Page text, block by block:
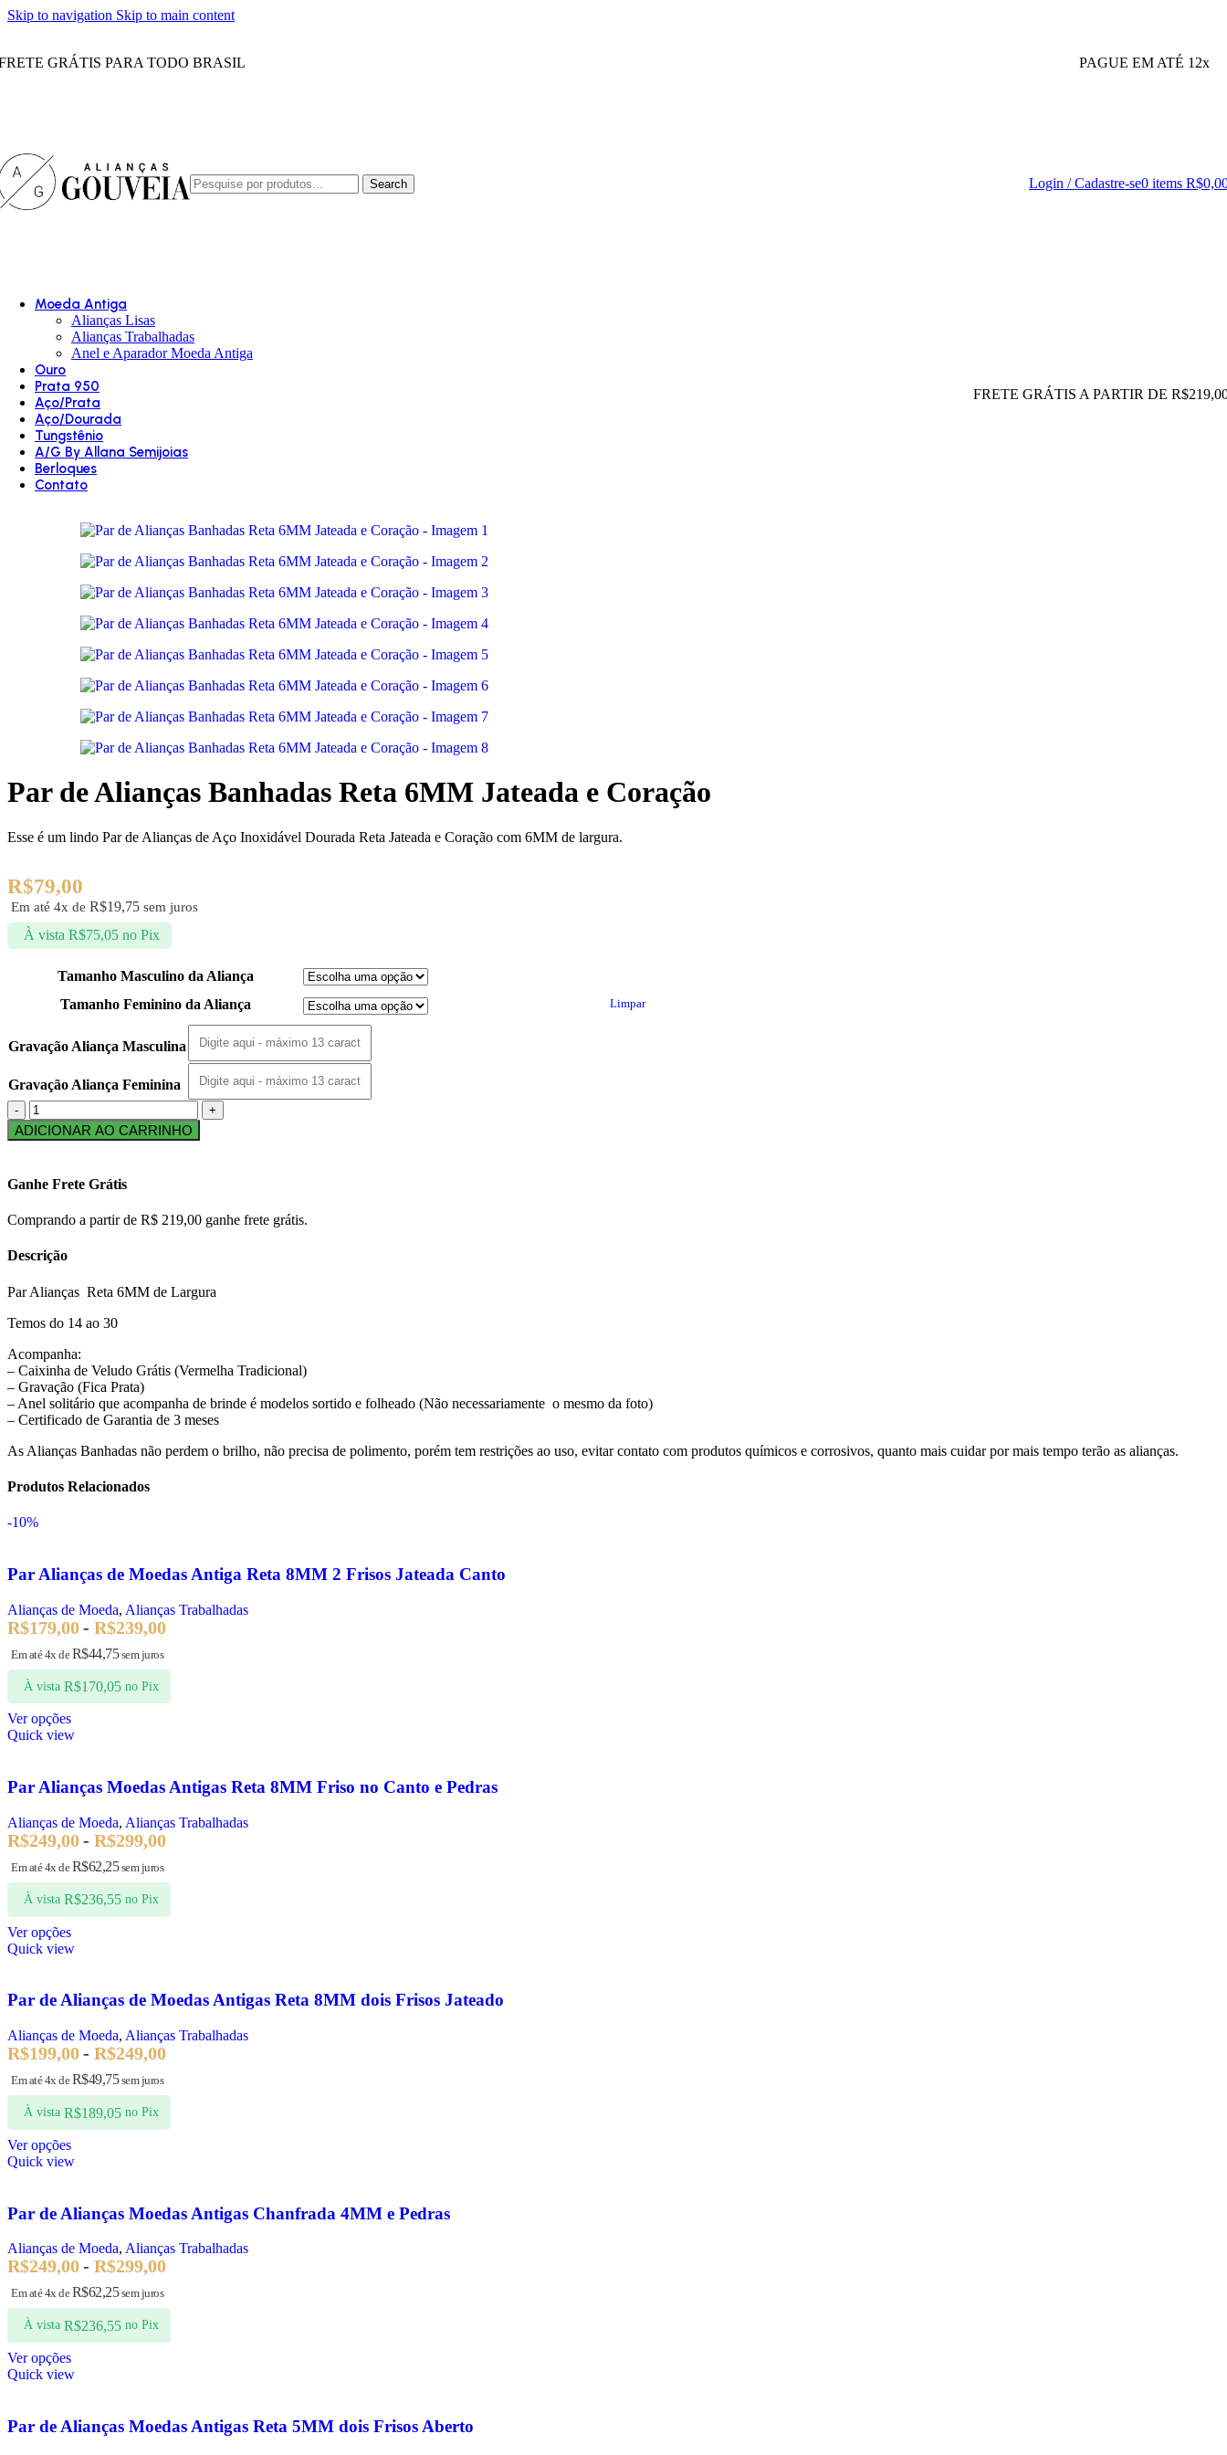
Skip to navigation Skip to main content
GRÁTIS PARA TODO BRASIL PAGUE EM ATÉ 12x
Search Login / Cadastre-se0 items R$
Moeda Antiga
Alianças Lisas
Alianças Trabalhadas
Anel e Aparador Moeda Antiga
Ouro
Prata 950
Aço/Prata
Aço/Dourada
Tungstênio
A/G By Allana Semijoias
Berloques
Contato
FRETE GRÁTIS A PARTIR DE
Par de Alianças Banhadas Reta 6MM Jateada e Coração
Esse é um lindo Par de Alianças de Aço Inoxidável Dourada Reta Jateada e Coração com 6MM de largura.
R$79,00
Em até 4x de R$19,75 sem juros
À vista R$75,05 no Pix
Tamanho Masculino da Aliança
Tamanho Feminino da Aliança
Limpar
Gravação Aliança Masculina
Gravação Aliança Feminina
ADICIONAR AO CARRINHO
Ganhe Frete Grátis
Comprando a partir de R$ 219,00 ganhe frete grátis.
Descrição
Par Alianças Reta 6MM de Largura
Temos do 14 ao 30
Acompanha:
– Caixinha de Veludo Grátis (Vermelha Tradicional)
– Gravação (Fica Prata)
– Anel solitário que acompanha de brinde é modelos sortido e folheado (Não necessariamente o mesmo da foto)
– Certificado de Garantia de 3 meses
As Alianças Banhadas não perdem o brilho, não precisa de polimento, porém tem restrições ao uso, evitar contato com produtos químicos e corrosivos, quanto mais cuidar por mais tempo terão as alianças.
Produtos Relacionados
-10%
Par Alianças de Moedas Antiga Reta 8MM 2 Frisos Jateada Canto
Alianças de Moeda, Alianças Trabalhadas
R$179,00- R$239,00
Em até 4x deR$44,75sem juros
À vista R$170,05 no Pix
Ver opções
Quick view
Par Alianças Moedas Antigas Reta 8MM Friso no Canto e Pedras
Alianças de Moeda, Alianças Trabalhadas
R$249,00- R$299,00
Em até 4x deR$62,25sem juros
À vista R$236,55 no Pix
Ver opções
Quick view
Par de Alianças de Moedas Antigas Reta 8MM dois Frisos Jateado
Alianças de Moeda, Alianças Trabalhadas
R$199,00- R$249,00
Em até 4x deR$49,75sem juros
À vista R$189,05 no Pix
Ver opções
Quick view
Par de Alianças Moedas Antigas Chanfrada 4MM e Pedras
Alianças de Moeda, Alianças Trabalhadas
R$249,00- R$299,00
Em até 4x deR$62,25sem juros
À vista R$236,55 no Pix
Ver opções
Quick view
Par de Alianças Moedas Antigas Reta 5MM dois Frisos Aberto